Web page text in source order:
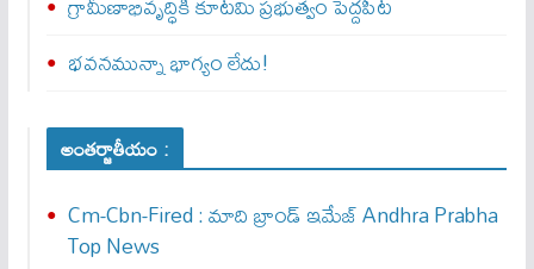
భవనమున్నా భాగ్యం లేదు!
అంతర్జాతీయం :
Cm-Cbn-Fired : మాది బ్రాండ్ ఇమేజ్ Andhra Prabha
Top News